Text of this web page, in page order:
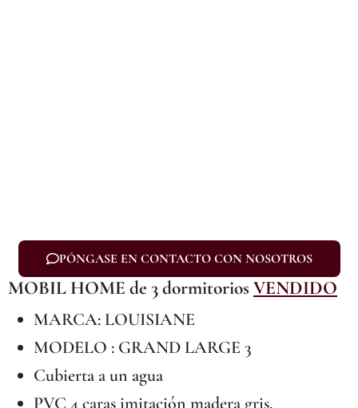
PÓNGASE EN CONTACTO CON NOSOTROS
MOBIL HOME de 3 dormitorios VENDIDO
MARCA: LOUISIANE
MODELO : GRAND LARGE 3
Cubierta a un agua
PVC 4 caras imitación madera gris,